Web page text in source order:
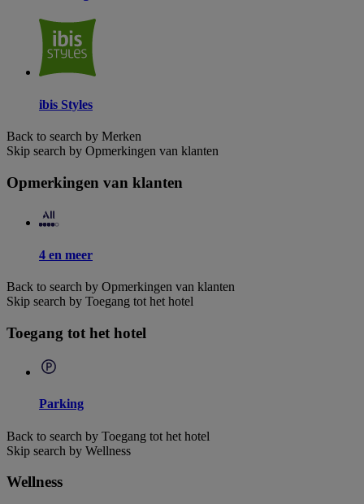
ibis Styles
Back to search by Merken
Skip search by Opmerkingen van klanten
Opmerkingen van klanten
4 en meer
Back to search by Opmerkingen van klanten
Skip search by Toegang tot het hotel
Toegang tot het hotel
Parking
Back to search by Toegang tot het hotel
Skip search by Wellness
Wellness